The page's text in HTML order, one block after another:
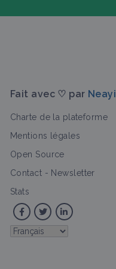
Fait avec ♡ par Neayi
Charte de la plateforme
Mentions légales
Open Source
Contact - Newsletter
Stats